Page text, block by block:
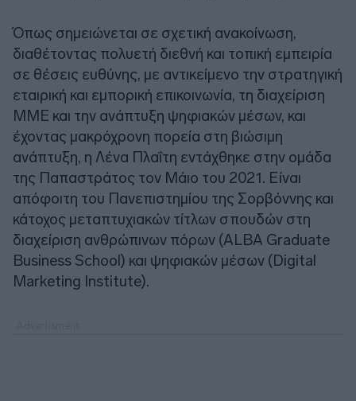
Όπως σημειώνεται σε σχετική ανακοίνωση,
διαθέτοντας πολυετή διεθνή και τοπική εμπειρία
σε θέσεις ευθύνης, με αντικείμενο την στρατηγική
εταιρική και εμπορική επικοινωνία, τη διαχείριση
ΜΜΕ και την ανάπτυξη ψηφιακών μέσων, και
έχοντας μακρόχρονη πορεία στη βιώσιμη
ανάπτυξη, η Λένα Πλαΐτη εντάχθηκε στην ομάδα
της Παπαστράτος τον Μάιο του 2021. Είναι
απόφοιτη του Πανεπιστημίου της Σορβόννης και
κάτοχος μεταπτυχιακών τίτλων σπουδών στη
διαχείριση ανθρώπινων πόρων (ALBA Graduate
Business School) και ψηφιακών μέσων (Digital
Marketing Institute).